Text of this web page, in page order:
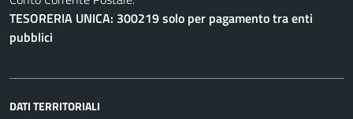
TESORERIA UNICA: 300219 solo per pagamento tra enti
pubblici
DATI TERRITORIALI